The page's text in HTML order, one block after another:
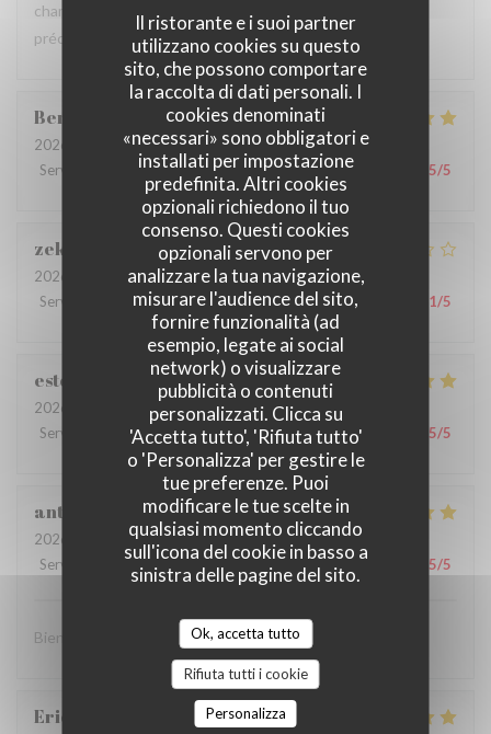
Il ristorante e i suoi partner
utilizzano cookies su questo
sito, che possono comportare
la raccolta di dati personali. I
cookies denominati
«necessari» sono obbligatori e
installati per impostazione
predefinita. Altri cookies
opzionali richiedono il tuo
consenso. Questi cookies
opzionali servono per
analizzare la tua navigazione,
misurare l'audience del sito,
fornire funzionalità (ad
esempio, legate ai social
network) o visualizzare
pubblicità o contenuti
personalizzati. Clicca su
'Accetta tutto', 'Rifiuta tutto'
o 'Personalizza' per gestire le
tue preferenze. Puoi
modificare le tue scelte in
qualsiasi momento cliccando
sull'icona del cookie in basso a
sinistra delle pagine del sito.
Ok, accetta tutto
Rifiuta tutti i cookie
Personalizza
champignons, avec un œuf pas bien cuit alors que j'avais
précisé trés cuit.
Ben Dhiab
2026-04-10
- 12:30 - Ospiti 1
Servizio
Atmosfera:5/5 Cucina: 5/5 Qualità / Prezzo 5/5
zekjir
2026-04-04
- 18:30 - Ospiti 2
Servizio
Atmosfera: /5 Cucina:3/5 Qualità / Prezzo 1/5
estelle
2026-03-31
- 12:30 - Ospiti 4
Servizio
Atmosfera :5/5 Cucina:5/5 Qualità / Prezzo 5/5
antonio
2026-03-21
- 12:30 - Ospiti 2
Servizio
Atmosfera: 5/5 Cucina: 5/5 Qualità / Prezzo 5/5
Bien le service bien je dirais un bon resto
Eric